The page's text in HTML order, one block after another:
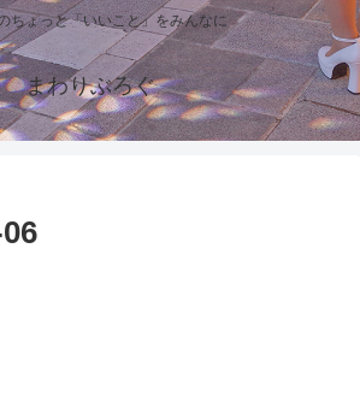
ちょっと「いいこと」をみんなに
まわりぶろぐ